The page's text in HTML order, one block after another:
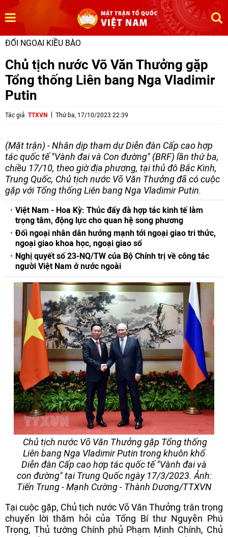
ĐỐI NGOẠI KIỀU BÀO
Chủ tịch nước Võ Văn Thưởng gặp
Tổng thống Liên bang Nga Vladimir
Putin
Tác giả TTXVN Thứ ba, 17/10/2023 22:39
(Mặt trận) - Nhân dịp tham dự Diễn đàn Cấp cao hợp
tác quốc tế "Vành đai và Con đường" (BRF) lần thứ ba,
chiều 17/10, theo giờ địa phương, tại thủ đô Bắc Kinh,
Trung Quốc, Chủ tịch nước Võ Văn Thưởng đã có cuộc
gặp với Tổng thống Liên bang Nga Vladimir Putin.
Việt Nam - Hoa Kỳ: Thúc đẩy đà hợp tác kinh tế làm
trọng tâm, động lực cho quan hệ song phương
Đối ngoại nhân dân hướng mạnh tới ngoại giao tri thức,
ngoại giao khoa học, ngoại giao số
Nghị quyết số 23-NQ/TW của Bộ Chính trị về công tác
người Việt Nam ở nước ngoài
Chủ tịch nước Võ Văn Thưởng gặp Tổng thống
Liên bang Nga Vladimir Putin trong khuôn khổ
Diễn đàn Cấp cao hợp tác quốc tế "Vành đai và
con đường" tại Trung Quốc ngày 17/3/2023. Ảnh:
Tiến Trung - Mạnh Cường - Thành Dương/TTXVN
Tại cuộc gặp, Chủ tịch nước Võ Văn Thưởng trân trọng
chuyển lời thăm hỏi của Tổng Bí thư Nguyễn Phú
Trọng, Thủ tướng Chính phủ Phạm Minh Chính, Chủ